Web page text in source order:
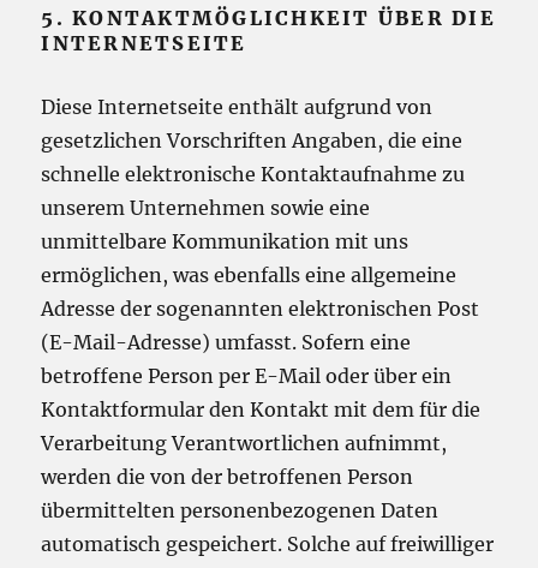
5. KONTAKTMÖGLICHKEIT ÜBER DIE
INTERNETSEITE
Diese Internetseite enthält aufgrund von
gesetzlichen Vorschriften Angaben, die eine
schnelle elektronische Kontaktaufnahme zu
unserem Unternehmen sowie eine
unmittelbare Kommunikation mit uns
ermöglichen, was ebenfalls eine allgemeine
Adresse der sogenannten elektronischen Post
(E-Mail-Adresse) umfasst. Sofern eine
betroffene Person per E-Mail oder über ein
Kontaktformular den Kontakt mit dem für die
Verarbeitung Verantwortlichen aufnimmt,
werden die von der betroffenen Person
übermittelten personenbezogenen Daten
automatisch gespeichert. Solche auf freiwilliger